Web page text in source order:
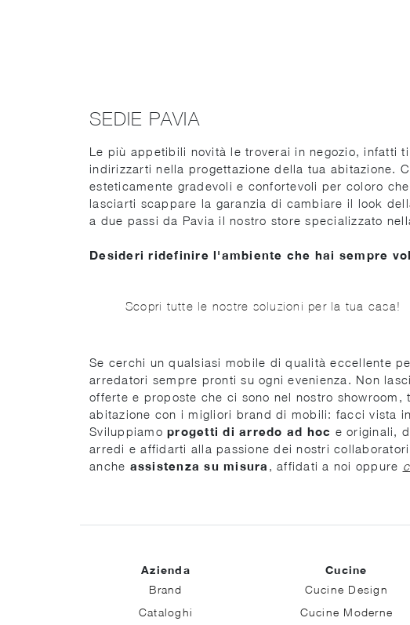
SEDIE PAVIA
Le più appetibili novità le troverai in negozio, infatti
indirizzarti nella progettazione della tua abitazione.
esteticamente gradevoli e confortevoli per coloro
lasciarti scappare la garanzia di cambiare il look
a due passi da Pavia il nostro store specializzato
Desideri ridefinire l'ambiente che hai sempre
Scopri tutte le nostre soluzioni per la tua casa!
Se cerchi un qualsiasi mobile di qualità eccellente
arredatori sempre pronti su ogni evenienza. Non
offerte e proposte che ci sono nel nostro
abitazione con i migliori brand di mobili: facci vista
Sviluppiamo progetti di arredo ad hoc e originali,
arredi e affidarti alla passione dei nostri
anche assistenza su misura , affidati a noi oppure
Azienda
Brand
Cataloghi
Cucine
Cucine Design
Cucine Moderne